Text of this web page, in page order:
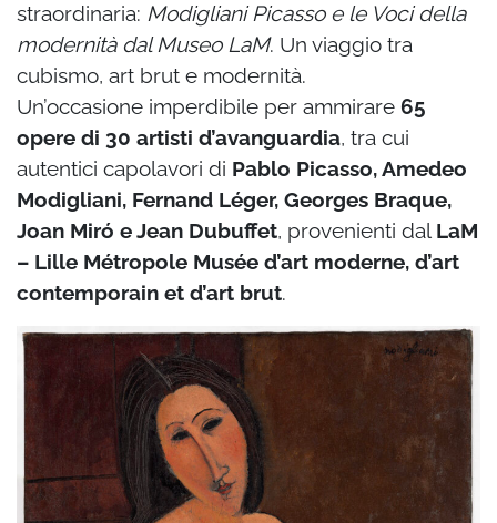
straordinaria: Modigliani Picasso e le Voci della
modernità dal Museo LaM. Un viaggio tra
cubismo, art brut e modernità.
Un’occasione imperdibile per ammirare 65
opere di 30 artisti d’avanguardia, tra cui
autentici capolavori di Pablo Picasso, Amedeo
Modigliani, Fernand Léger, Georges Braque,
Joan Miró e Jean Dubuffet, provenienti dal LaM
– Lille Métropole Musée d’art moderne, d’art
contemporain et d’art brut.